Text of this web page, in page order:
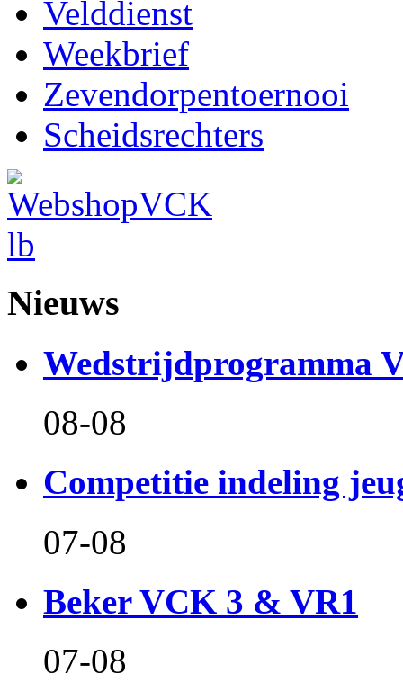
Velddienst
Weekbrief
Zevendorpentoernooi
Scheidsrechters
Nieuws
Wedstrijdprogramma
08-08
Competitie indeling
07-08
Beker VCK 3 & VR1
07-08